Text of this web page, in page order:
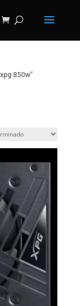
850w”